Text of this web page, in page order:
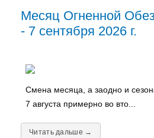
Месяц Огненной
- 7 сентября 2026 г.
Смена месяца, а заодно и
7 августа примерно во вто...
Читать дальше →